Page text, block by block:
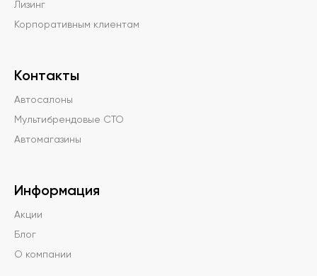
Лизинг
Корпоративным клиентам
Контакты
Автосалоны
Мультибрендовые СТО
Автомагазины
Информация
Акции
Блог
О компании